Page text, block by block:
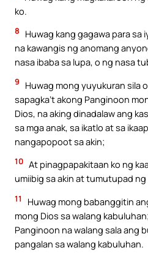
ko.
8
Huwag kang gagawa para sa
na kawangis ng anomang
nasa ibaba sa lupa, o ng nasa
9
Huwag mong yuyukuran sila
sapagka’t akong Panginoon
Dios, na aking dinadalaw ang
sa mga anak, sa ikatlo at sa
nangapopoot sa akin;
10 At pinagpapakitaan ko ng
umiibig sa akin at tumutupad
11
Huwag mong babanggitin
mong Dios sa walang
Panginoon na walang sala ang
pangalan sa walang kabuluhan.